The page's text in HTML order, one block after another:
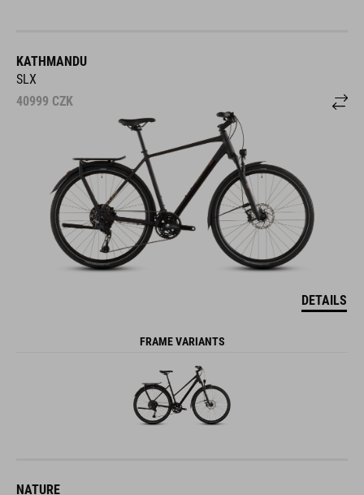
KATHMANDU
SLX
40999 CZK
DETAILS
FRAME VARIANTS
NATURE